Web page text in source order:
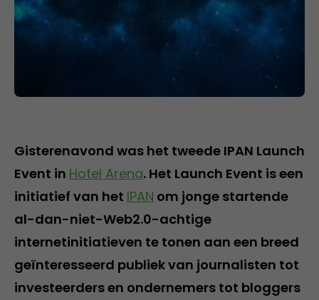
Gisterenavond was het tweede IPAN Launch
Event in Hotel Arena. Het Launch Event is een
initiatief van het IPAN om jonge startende
al-dan-niet-Web2.0-achtige
internetinitiatieven te tonen aan een breed
geïnteresseerd publiek van journalisten tot
investeerders en ondernemers tot bloggers